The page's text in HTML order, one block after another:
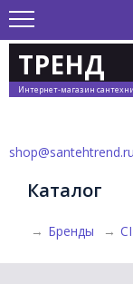
ТРЕНД
Интернет-магазин
shop@santehtrend.ru
Каталог
→ Бренды →